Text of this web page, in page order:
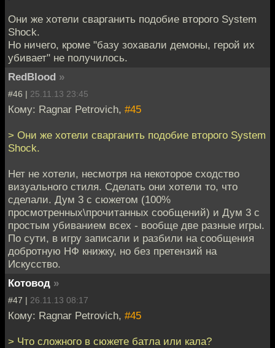
Они же хотели сварганить подобие второго System
Shock.
Но ничего, кроме "базу зохавали демоны, герой их
убивает" не получилось.
RedBlood »
#46 | 25.11.13 23:45
Кому: Ragnar Petrovich, #45
> Они же хотели сварганить подобие второго System
Shock.
Нет не хотели, несмотря на некоторое сходство
визуального стиля. Сделать они хотели то, что
сделали. Дум 3 с сюжетом (100%
просмотренных\прочитанных сообщений) и Дум 3 с
простым убиванием всех - вообще две разные игры.
По сути, в игру записали и разбили на сообщения
добротную НФ книжку, но без претензий на
Искусство.
Котовод »
#47 | 26.11.13 08:17
Кому: Ragnar Petrovich, #45
> Что сложного в сюжете батла или кала?